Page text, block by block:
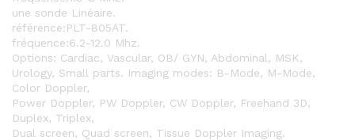
une sonde Linéaire.
référence:PLT-805AT.
fréquence:6.2-12.0 Mhz.
Options: Cardiac, Vascular, OB/ GYN, Abdominal, MSK,
Urology, Small parts. Imaging modes: B-Mode, M-Mode,
Color Doppler,
Power Doppler, PW Doppler, CW Doppler, Freehand 3D,
Duplex, Triplex,
Dual screen, Quad screen, Tissue Doppler Imaging.